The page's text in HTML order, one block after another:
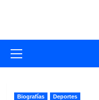
primario
Biografías Deportes